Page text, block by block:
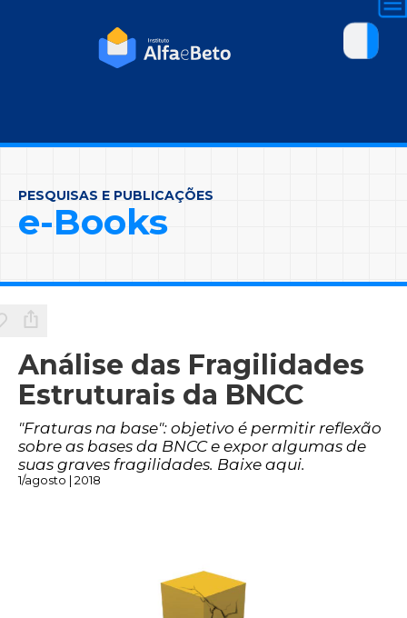
PESQUISAS E PUBLICAÇÕES
e-Books
Análise das Fragilidades
Estruturais da BNCC
"Fraturas na base": objetivo é permitir reflexão
sobre as bases da BNCC e expor algumas de
suas graves fragilidades. Baixe aqui.
1/agosto | 2018